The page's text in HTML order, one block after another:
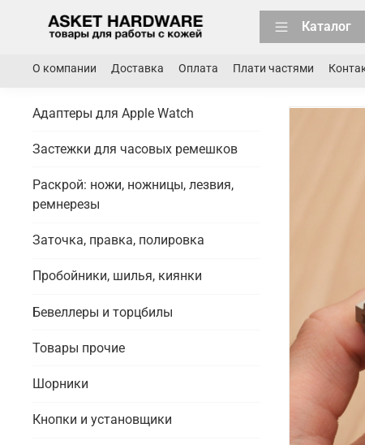
Каталог
О компании Доставка Оплата Плати частями
Адаптеры для Apple Watch
Застежки для часовых ремешков
Раскрой: ножи, ножницы, лезвия,
ремнерезы
Заточка, правка, полировка
Пробойники, шилья, киянки
Бевеллеры и торцбилы
Товары прочие
Шорники
Кнопки и установщики